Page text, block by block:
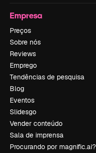
Empresa
Preços
Sobre nós
Reviews
Emprego
Tendências de pesquisa
Blog
Eventos
Slidesgo
Vender conteúdo
Sala de imprensa
Procurando por magnific.ai?